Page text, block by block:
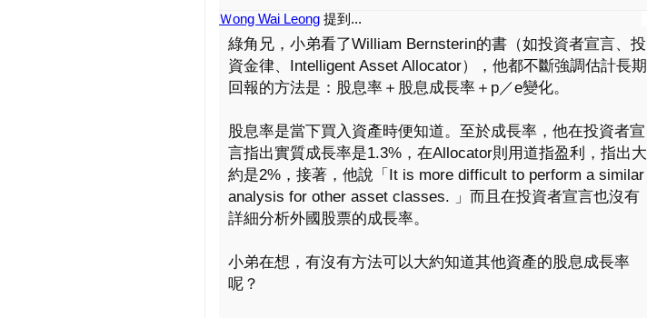
Ｗong Wai Leong 提到...
綠角兄，小弟看了William Bernsterin的書（如投資者宣言、投
資金律、Intelligent Asset Allocator），他都不斷強調估計長期
回報的方法是：股息率＋股息成長率＋p／e變化。
股息率是當下買入資產時便知道。至於成長率，他在投資者宣
言指出實質成長率是1.3%，在Allocator則用道指盈利，指出大
約是2%，接著，他說「It is more difficult to perform a similar
analysis for other asset classes. 」而且在投資者宣言也沒有
詳細分析外國股票的成長率。
小弟在想，有沒有方法可以大約知道其他資產的股息成長率
呢？